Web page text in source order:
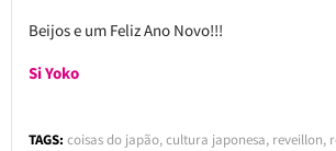
Beijos e um Feliz Ano Novo!!!
Si Yoko
TAGS: coisas do japão,cultura japonesa, reveillon,